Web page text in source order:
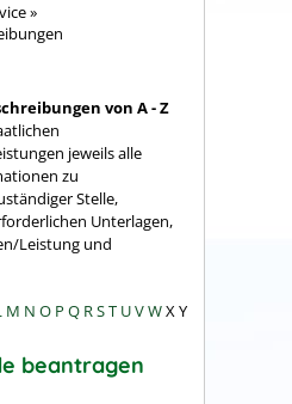
»
von A - Z
jeweils alle
zu
Stelle,
Unterlagen,
Leistung und
M N O P Q RST UVWX Y
beantragen